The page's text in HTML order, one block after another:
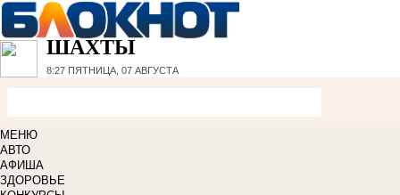
ШАХТЫ
8:27 ПЯТНИЦА, 07 АВГУСТА
МЕНЮ
АВТО
АФИША
ЗДОРОВЬЕ